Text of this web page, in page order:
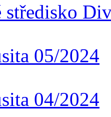
05/2024
04/2024